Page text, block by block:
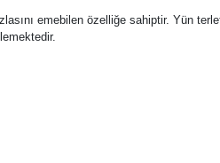
emebilen özelliğe sahiptir. Yün